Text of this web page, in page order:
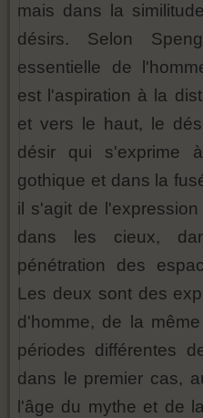
mais dans la
désirs. Selon
essentielle de
est l'aspiration à la
et vers le haut, le
désir qui s'exprime
gothique et dans la
il s'agit de
dans les cieux,
pénétration des
Les deux sont des
d'homme, de la
périodes différentes
dans le premier cas,
l'âge du mythe et de